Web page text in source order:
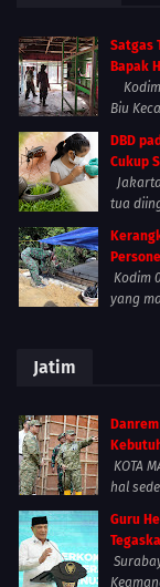
Satgas
Bapak
Kodim
Biu
DBD
Cukup
tua
Kodim
yang
Jatim
KOTA
hal
Guru